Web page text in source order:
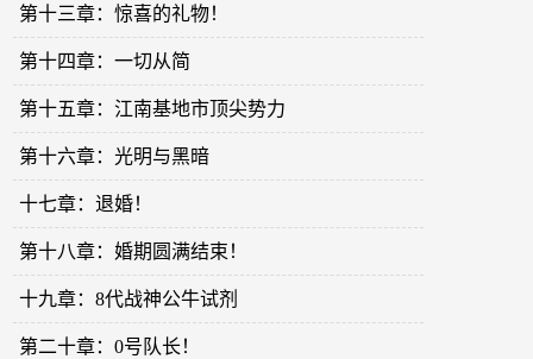
第十三章：惊喜的礼物！
第十四章：一切从简
第十五章：江南基地市顶尖势力
第十六章：光明与黑暗
十七章：退婚！
第十八章：婚期圆满结束！
十九章：8代战神公牛试剂
第二十章：0号队长！